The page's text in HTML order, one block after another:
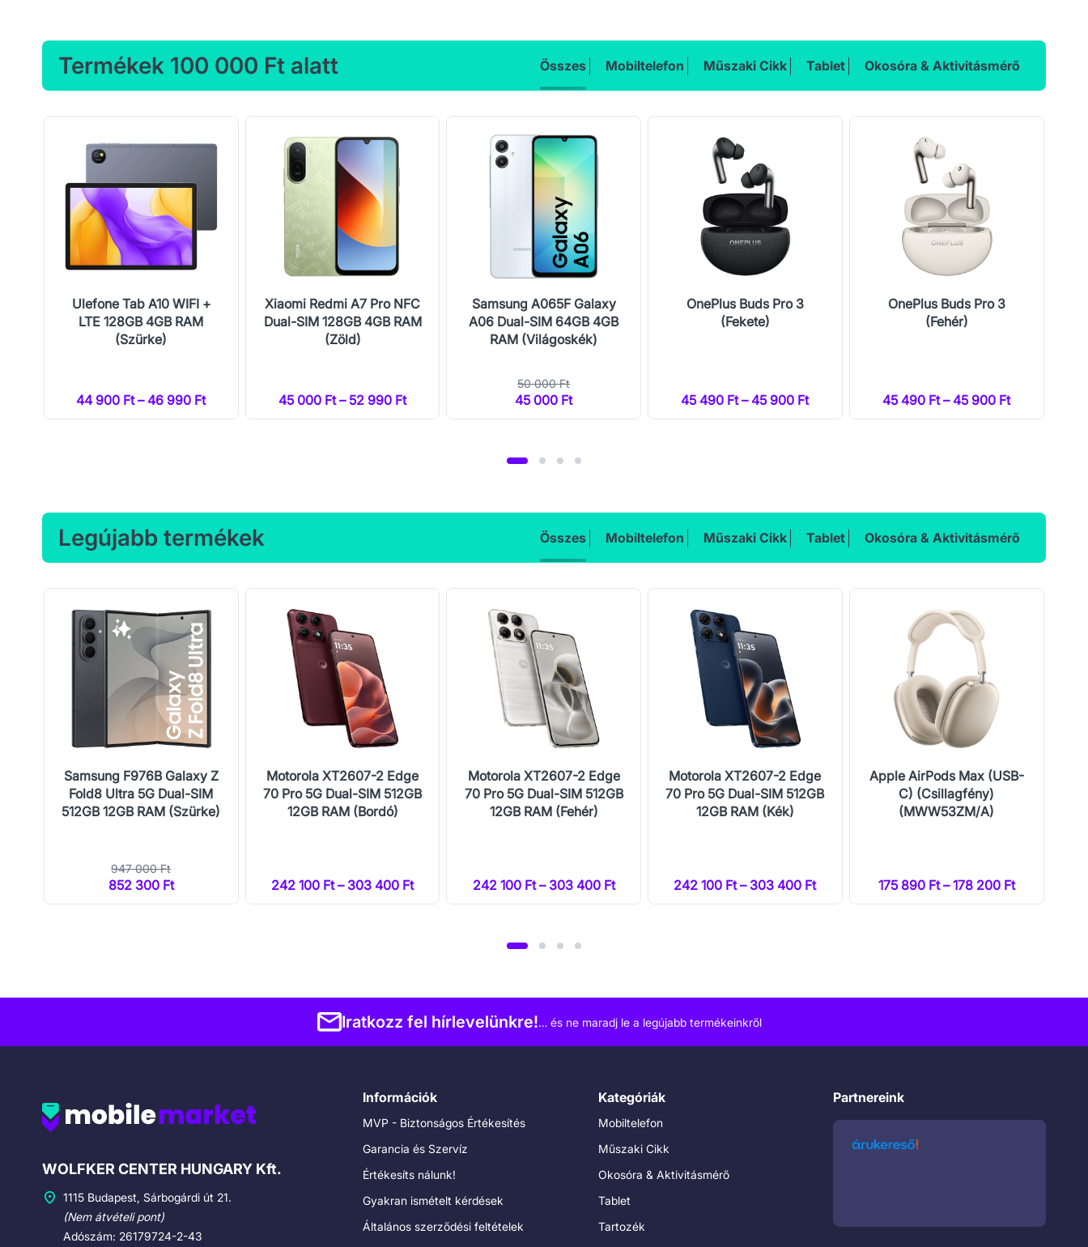
Termékek 100 000 Ft alatt Összes Mobiltelefon Műszaki Cikk Tablet Okosóra & Aktivitásmérő
Ulefone Tab A10 WIFI +
LTE 128GB 4GB RAM
(Szürke)
44 900 Ft – 46 990 Ft
Xiaomi Redmi A7 Pro NFC
Dual-SIM 128GB 4GB RAM
(Zöld)
45 000 Ft – 52 990 Ft
Samsung A065F Galaxy
A06 Dual-SIM 64GB 4GB
RAM (Világoskék)
50 000 Ft
45 000 Ft
OnePlus Buds Pro 3
(Fekete)
45 490 Ft – 45 900 Ft
OnePlus Buds Pro 3
(Fehér)
45 490 Ft – 45 900 Ft
Legújabb termékek Összes Mobiltelefon Műszaki Cikk Tablet Okosóra & Aktivitásmérő
Samsung F976B Galaxy Z
Fold8 Ultra 5G Dual-SIM
512GB 12GB RAM (Szürke)
947 000 Ft
852 300 Ft
Motorola XT2607-2 Edge
70 Pro 5G Dual-SIM 512GB
12GB RAM (Bordó)
242 100 Ft – 303 400 Ft
Motorola XT2607-2 Edge
70 Pro 5G Dual-SIM 512GB
12GB RAM (Fehér)
242 100 Ft – 303 400 Ft
Motorola XT2607-2 Edge
70 Pro 5G Dual-SIM 512GB
12GB RAM (Kék)
242 100 Ft – 303 400 Ft
Apple AirPods Max (USB-
C) (Csillagfény)
(MWW53ZM/A)
175 890 Ft – 178 200 Ft
Iratkozz fel hírlevelünkre!… és ne maradj le a legújabb termékeinkről
Cégadatok
WOLFKER CENTER HUNGARY Kft.
1115 Budapest, Sárbogárdi út 21.
(Nem átvételi pont)
Adószám: 26179724-2-43
Információk
MVP - Biztonságos Értékesítés
Garancia és Szervíz
Értékesíts nálunk!
Gyakran ismételt kérdések
Általános szerződési feltételek
Kategóriák
Mobiltelefon
Műszaki Cikk
Okosóra & Aktivitásmérő
Tablet
Tartozék
Partnereink